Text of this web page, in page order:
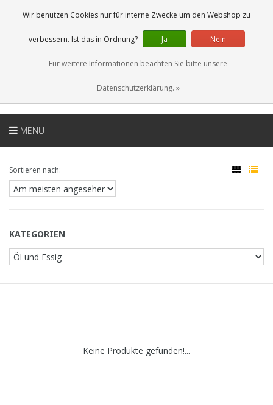
0 Artikel
DE
MENU
Sortieren nach:
KATEGORIEN
Keine Produkte gefunden!...
Wir benutzen Cookies nur für interne Zwecke um den Webshop zu
verbessern. Ist das in Ordnung? Ja Nein
Für weitere Informationen beachten Sie bitte unsere
Datenschutzerklärung. »